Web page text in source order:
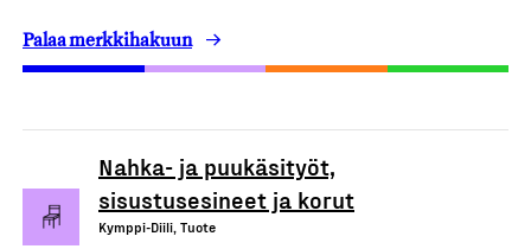
Palaa merkkihakuun
Nahka- ja puukäsityöt,
sisustusesineet ja korut
Kymppi-Diili, Tuote